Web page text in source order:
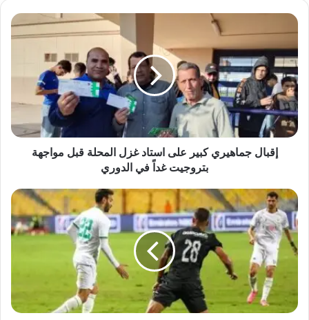
إقبال
جماهيري
كبير
على
استاد
غزل
المحلة
قبل
مواجهة
بتروجيت
الدوري
إقبال جماهيري كبير على استاد غزل المحلة قبل مواجهة
بتروجيت غداً في الدوري
التعادل
الإيجابي
يحسم
مواجهة
المصري
الدوري
المصري